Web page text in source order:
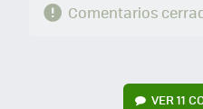
Comentarios
VER 11